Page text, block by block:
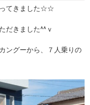
ってきました☆☆
だきました^^ｖ
ングーから、７人乗りの